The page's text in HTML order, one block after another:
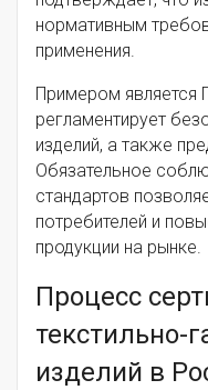
нормативным
применения.
Примером является
регламентирует
изделий, а также
Обязательное
стандартов
потребителей и
продукции на рынке.
Процесс
текстильно-
изделий в